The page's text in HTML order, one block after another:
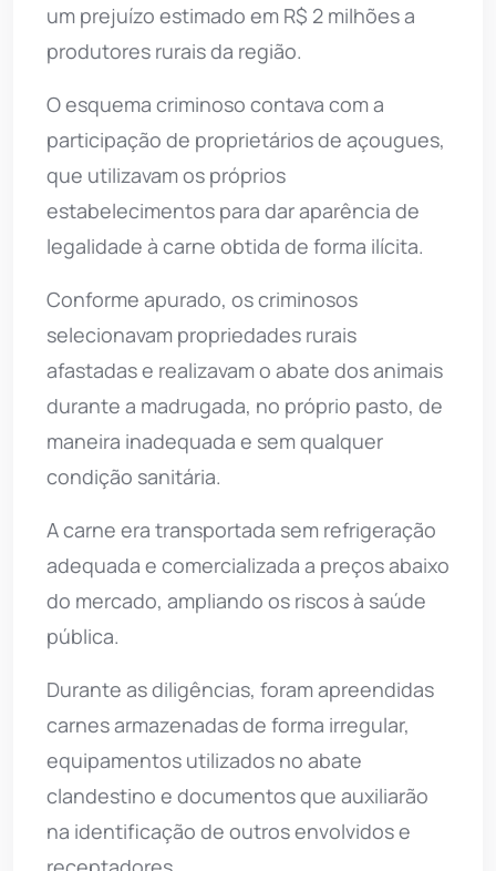
um prejuízo estimado em R$ 2 milhões a
produtores rurais da região.
O esquema criminoso contava com a
participação de proprietários de açougues,
que utilizavam os próprios
estabelecimentos para dar aparência de
legalidade à carne obtida de forma ilícita.
Conforme apurado, os criminosos
selecionavam propriedades rurais
afastadas e realizavam o abate dos animais
durante a madrugada, no próprio pasto, de
maneira inadequada e sem qualquer
condição sanitária.
A carne era transportada sem refrigeração
adequada e comercializada a preços abaixo
do mercado, ampliando os riscos à saúde
pública.
Durante as diligências, foram apreendidas
carnes armazenadas de forma irregular,
equipamentos utilizados no abate
clandestino e documentos que auxiliarão
na identificação de outros envolvidos e